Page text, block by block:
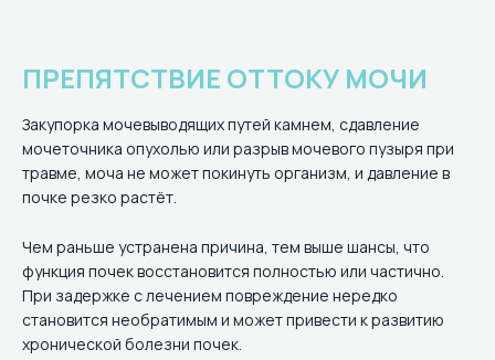
ПРЕПЯТСТВИЕ ОТТОКУ МОЧИ
Закупорка мочевыводящих путей камнем, сдавление
мочеточника опухолью или разрыв мочевого пузыря при
травме, моча не может покинуть организм, и давление в
почке резко растёт.
Чем раньше устранена причина, тем выше шансы, что
функция почек восстановится полностью или частично.
При задержке с лечением повреждение нередко
становится необратимым и может привести к развитию
хронической болезни почек.